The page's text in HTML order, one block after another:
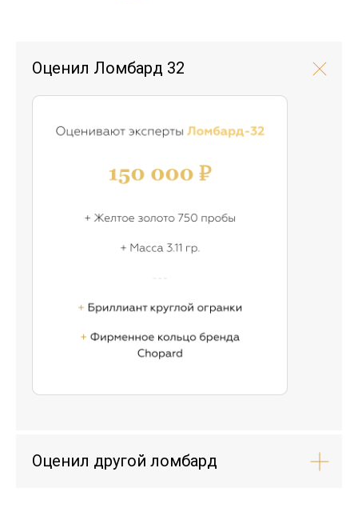
Оценил Ломбард 32
Оценил другой ломбард